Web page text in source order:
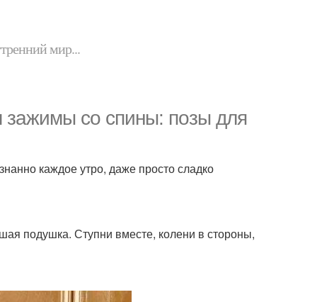
мир...
зажимы со спины: позы для
каждое утро, даже просто сладко
подушка. Ступни вместе, колени в стороны,